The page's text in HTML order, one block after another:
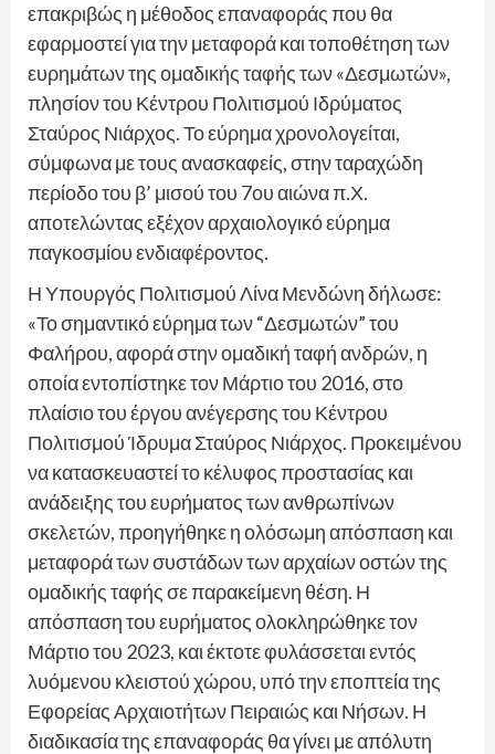
επακριβώς η μέθοδος επαναφοράς που θα
εφαρμοστεί για την μεταφορά και τοποθέτηση των
ευρημάτων της ομαδικής ταφής των «Δεσμωτών»,
πλησίον του Κέντρου Πολιτισμού Ιδρύματος
Σταύρος Νιάρχος. Το εύρημα χρονολογείται,
σύμφωνα με τους ανασκαφείς, στην ταραχώδη
περίοδο του β’ μισού του 7ου αιώνα π.Χ.
αποτελώντας εξέχον αρχαιολογικό εύρημα
παγκοσμίου ενδιαφέροντος.
Η Υπουργός Πολιτισμού Λίνα Μενδώνη δήλωσε:
«Το σημαντικό εύρημα των “Δεσμωτών” του
Φαλήρου, αφορά στην ομαδική ταφή ανδρών, η
οποία εντοπίστηκε τον Μάρτιο του 2016, στο
πλαίσιο του έργου ανέγερσης του Κέντρου
Πολιτισμού Ίδρυμα Σταύρος Νιάρχος. Προκειμένου
να κατασκευαστεί το κέλυφος προστασίας και
ανάδειξης του ευρήματος των ανθρωπίνων
σκελετών, προηγήθηκε η ολόσωμη απόσπαση και
μεταφορά των συστάδων των αρχαίων οστών της
ομαδικής ταφής σε παρακείμενη θέση. Η
απόσπαση του ευρήματος ολοκληρώθηκε τον
Μάρτιο του 2023, και έκτοτε φυλάσσεται εντός
λυόμενου κλειστού χώρου, υπό την εποπτεία της
Εφορείας Αρχαιοτήτων Πειραιώς και Νήσων. Η
διαδικασία της επαναφοράς θα γίνει με απόλυτη